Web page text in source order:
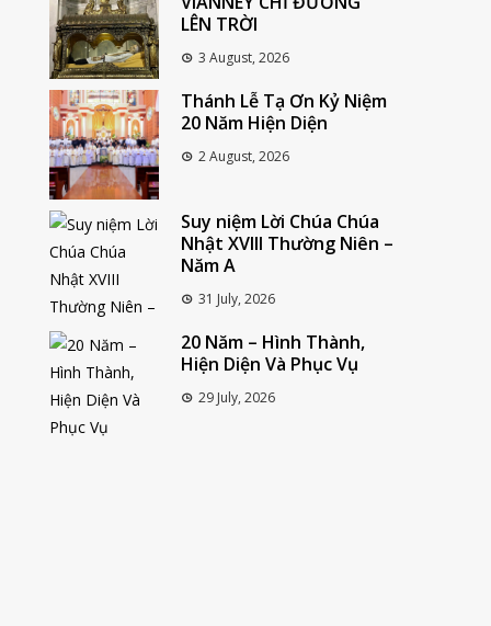
LÊN TRỜI
3 August, 2026
Thánh Lễ Tạ Ơn Kỷ Niệm
20 Năm Hiện Diện
2 August, 2026
Suy niệm Lời Chúa Chúa
Nhật XVIII Thường Niên –
Năm A
31 July, 2026
20 Năm – Hình Thành,
Hiện Diện Và Phục Vụ
29 July, 2026